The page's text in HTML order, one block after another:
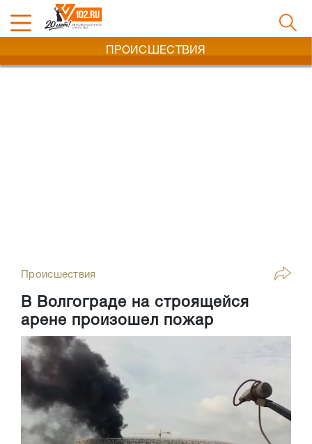
ПРОИСШЕСТВИЯ
Происшествия
В Волгограде на строящейся
арене произошел пожар